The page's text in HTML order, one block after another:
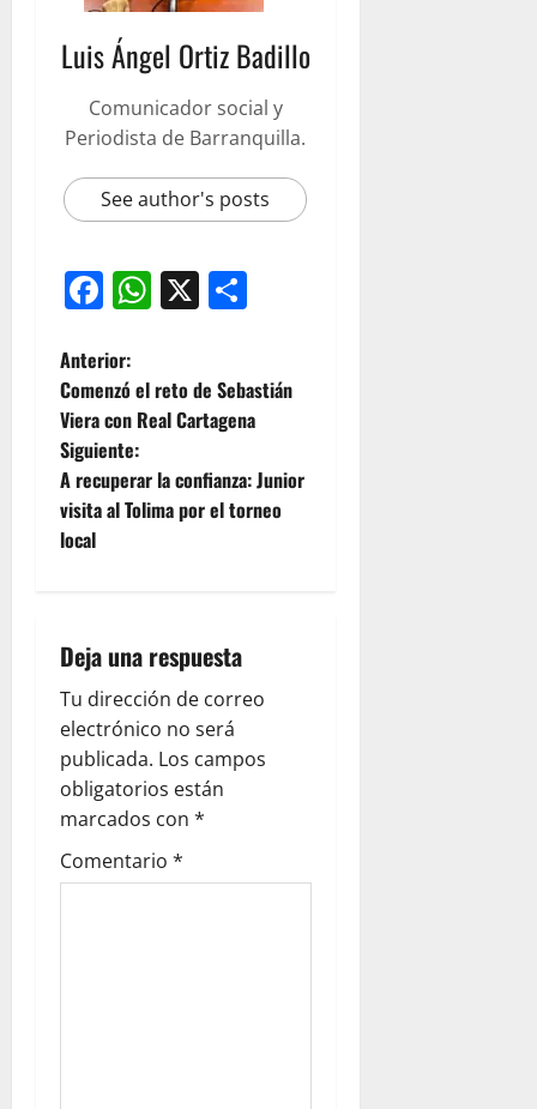
Luis Ángel Ortiz Badillo
Comunicador social y
Periodista de Barranquilla.
See author's posts
Facebook
WhatsApp
X
Anterior:
Comenzó el reto de Sebastián
Viera con Real Cartagena
Siguiente:
A recuperar la confianza: Junior
visita al Tolima por el torneo
local
Deja una respuesta
Tu dirección de correo
electrónico no será
publicada. Los campos
obligatorios están
marcados con *
Comentario *